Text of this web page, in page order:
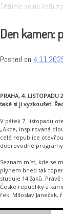
Těšíme se na Vaši
Den kamen:
Posted on
PRAHA, 4.
také si ji vyzkoušet.
V pátek 7. listopadu
„Akce, inspirovaná
celé republice
doprovodné
Seznam míst, kde se
plynem hned tak
studuje 14 žáků.
České republiky a
řekl Miloslav Janeček,